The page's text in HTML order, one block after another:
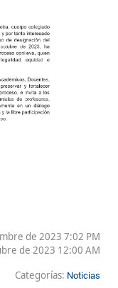
de 2023 7:02 PM
de 2023 12:00 AM
Categorías: Noticias